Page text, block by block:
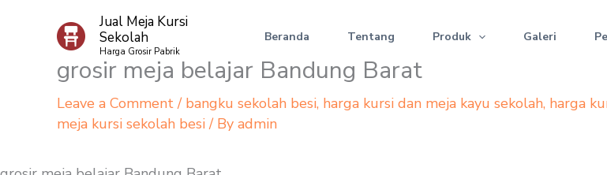
Jual Meja Kursi
Sekolah
Harga Grosir Pabrik
Beranda Tentang Produk Galeri
grosir meja belajar Bandung Barat
Leave a Comment / bangku sekolah besi, harga kursi dan meja kayu sekolah, harga
meja kursi sekolah besi/ By admin